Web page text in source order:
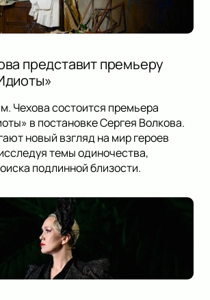
представит премьеру
Чехова состоится премьера
в постановке Сергея Волкова.
новый взгляд на мир героев
темы одиночества,
подлинной близости.